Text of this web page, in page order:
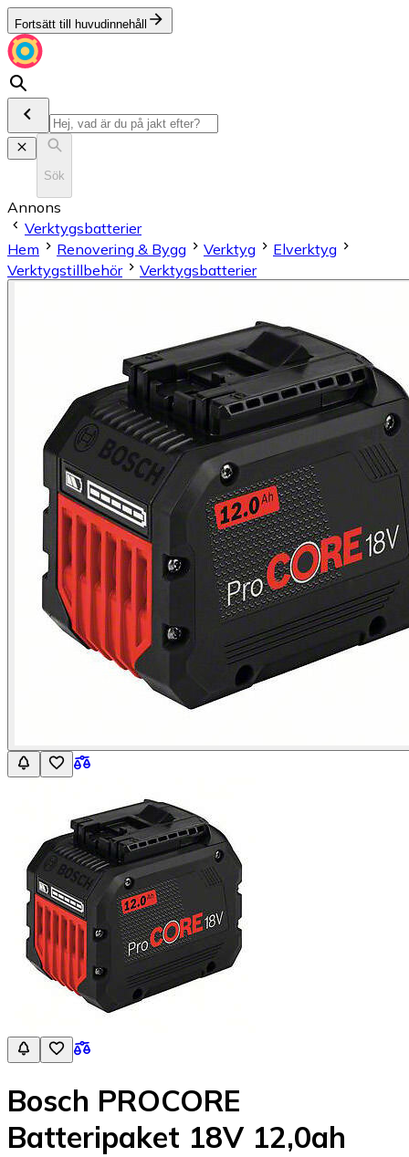
Fortsätt till huvudinnehåll
Sök
Annons
Verktygsbatterier
Hem
Renovering & Bygg Verktyg
Elverktyg
Verktygstillbehör
Verktygsbatterier
Bosch PROCORE
Batteripaket 18V 12,0ah